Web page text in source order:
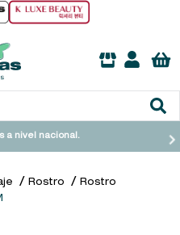
a nivel nacional.
Rostro
Rostro